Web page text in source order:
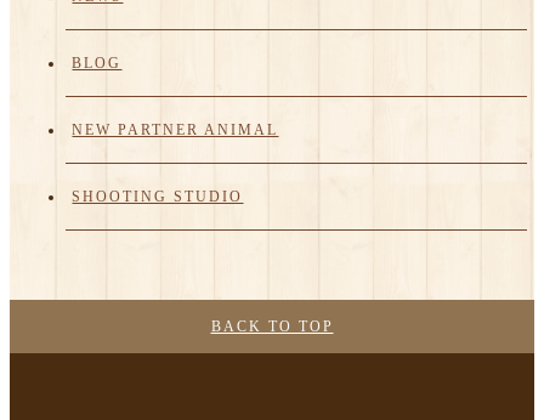
BLOG
NEW PARTNER ANIMAL
SHOOTING STUDIO
BACK TO TOP